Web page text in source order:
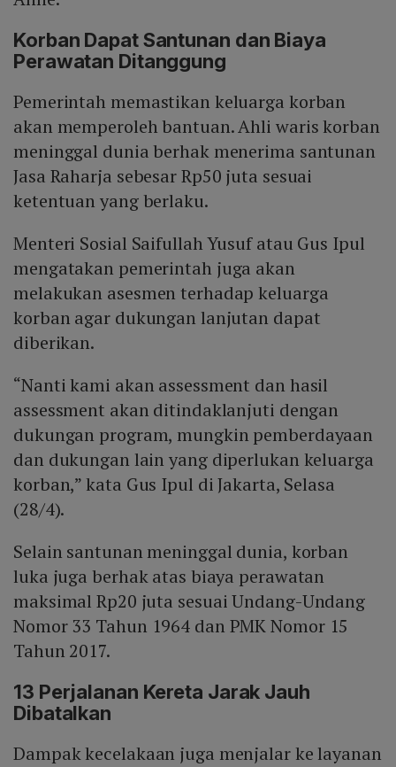
Korban Dapat Santunan dan Biaya
Perawatan Ditanggung
Pemerintah memastikan keluarga korban
akan memperoleh bantuan. Ahli waris korban
meninggal dunia berhak menerima santunan
Jasa Raharja sebesar Rp50 juta sesuai
ketentuan yang berlaku.
Menteri Sosial Saifullah Yusuf atau Gus Ipul
mengatakan pemerintah juga akan
melakukan asesmen terhadap keluarga
korban agar dukungan lanjutan dapat
diberikan.
“Nanti kami akan assessment dan hasil
assessment akan ditindaklanjuti dengan
dukungan program, mungkin pemberdayaan
dan dukungan lain yang diperlukan keluarga
korban,” kata Gus Ipul di Jakarta, Selasa
(28/4).
Selain santunan meninggal dunia, korban
luka juga berhak atas biaya perawatan
maksimal Rp20 juta sesuai Undang-Undang
Nomor 33 Tahun 1964 dan PMK Nomor 15
Tahun 2017.
13 Perjalanan Kereta Jarak Jauh
Dibatalkan
Dampak kecelakaan juga menjalar ke layanan